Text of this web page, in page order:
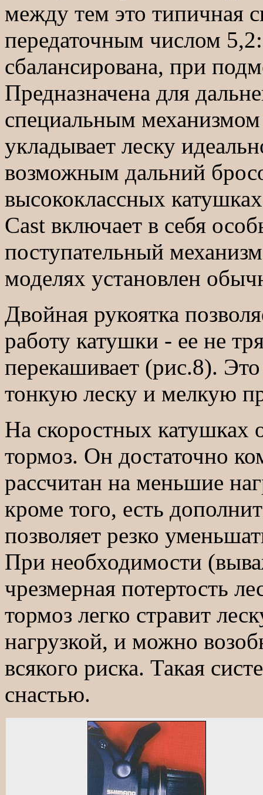
между тем это типичная
передаточным числом
сбалансирована, при
Предназначена для
специальным
укладывает леску
возможным дальний
высококлассных
Cast включает в себя
поступательный
моделях установлен
Двойная рукоятка
работу катушки - ее не
перекашивает (рис.8).
тонкую леску и мелкую
На скоростных катушках
тормоз. Он достаточно
рассчитан на меньшие
кроме того, есть
позволяет резко
При необходимости
чрезмерная потертость
тормоз легко стравит
нагрузкой, и можно
всякого риска. Такая
снастью.